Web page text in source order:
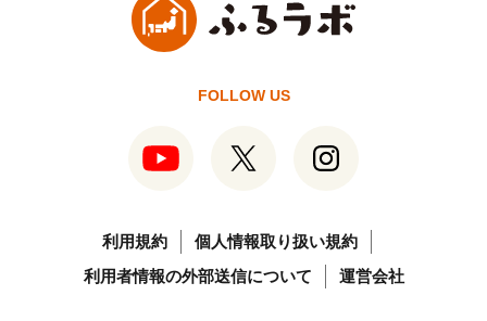
FOLLOW US
利用規約
個人情報取り扱い規約
利用者情報の外部送信について
運営会社